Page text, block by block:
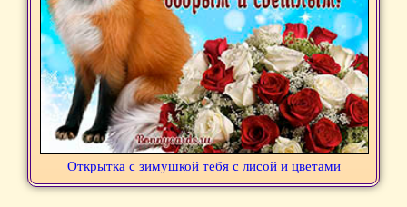
Открытка с зимушкой тебя с лисой и цветами